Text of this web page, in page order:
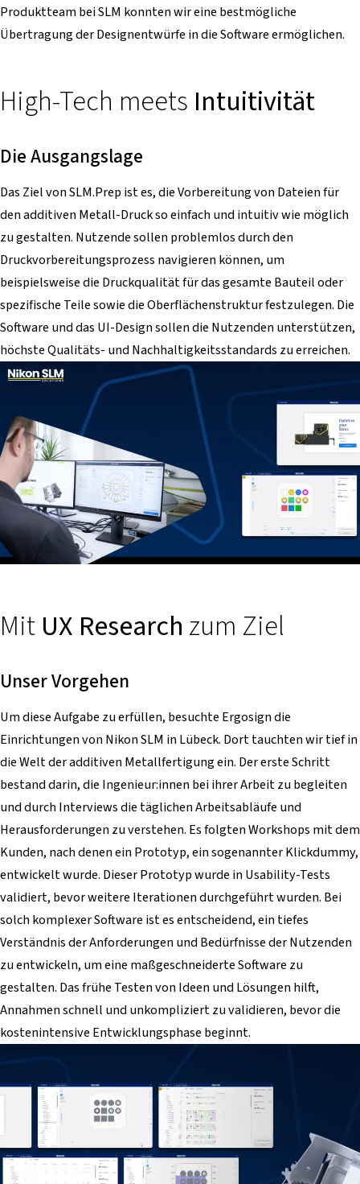
Produktteam bei SLM konnten wir eine bestmögliche
Übertragung der Designentwürfe in die Software ermöglichen.
High-Tech meets Intuitivität
Die Ausgangslage
Das Ziel von SLM.Prep ist es, die Vorbereitung von Dateien für
den additiven Metall-Druck so einfach und intuitiv wie möglich
zu gestalten. Nutzende sollen problemlos durch den
Druckvorbereitungsprozess navigieren können, um
beispielsweise die Druckqualität für das gesamte Bauteil oder
spezifische Teile sowie die Oberflächenstruktur festzulegen. Die
Software und das UI-Design sollen die Nutzenden unterstützen,
höchste Qualitäts- und Nachhaltigkeitsstandards zu erreichen.
Mit UX Research zum Ziel
Unser Vorgehen
Um diese Aufgabe zu erfüllen, besuchte Ergosign die
Einrichtungen von Nikon SLM in Lübeck. Dort tauchten wir tief in
die Welt der additiven Metallfertigung ein. Der erste Schritt
bestand darin, die Ingenieur:innen bei ihrer Arbeit zu begleiten
und durch Interviews die täglichen Arbeitsabläufe und
Herausforderungen zu verstehen. Es folgten Workshops mit dem
Kunden, nach denen ein Prototyp, ein sogenannter Klickdummy,
entwickelt wurde. Dieser Prototyp wurde in Usability-Tests
validiert, bevor weitere Iterationen durchgeführt wurden. Bei
solch komplexer Software ist es entscheidend, ein tiefes
Verständnis der Anforderungen und Bedürfnisse der Nutzenden
zu entwickeln, um eine maßgeschneiderte Software zu
gestalten. Das frühe Testen von Ideen und Lösungen hilft,
Annahmen schnell und unkompliziert zu validieren, bevor die
kostenintensive Entwicklungsphase beginnt.